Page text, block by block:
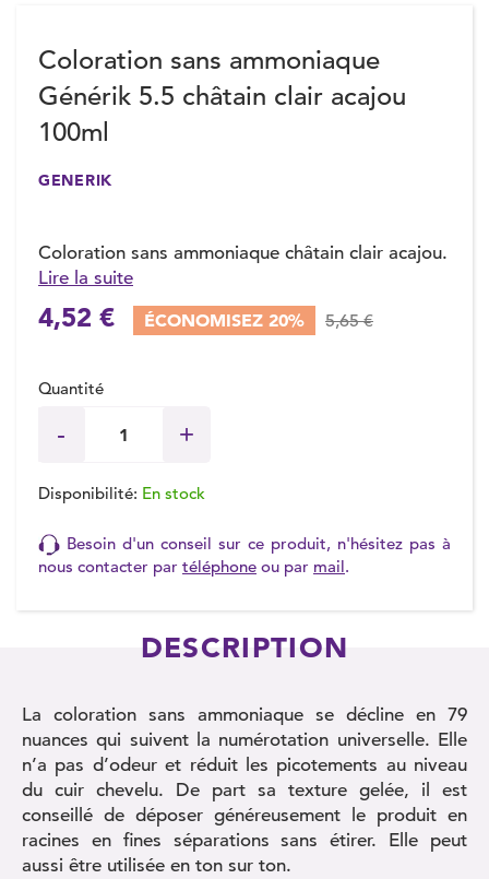
Coloration sans ammoniaque
Générik 5.5 châtain clair acajou
100ml
GENERIK
Coloration sans ammoniaque châtain clair acajou.
Lire la suite
4,52 € ÉCONOMISEZ 20% 5,65 €
Quantité
Disponibilité: En stock
Besoin d'un conseil sur ce produit, n'hésitez pas à
nous contacter par téléphone ou par mail.
DESCRIPTION
La coloration sans ammoniaque se décline en 79
nuances qui suivent la numérotation universelle. Elle
n’a pas d’odeur et réduit les picotements au niveau
du cuir chevelu. De part sa texture gelée, il est
conseillé de déposer généreusement le produit en
racines en fines séparations sans étirer. Elle peut
aussi être utilisée en ton sur ton.